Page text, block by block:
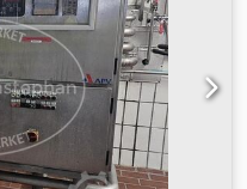
Příslušenství: • 18
Technické informace
18 T • Příkon: 2,2 kW, 230
ocel AISI 304
1250x1370x1520 mm •
skříň IP65 • Vysoký